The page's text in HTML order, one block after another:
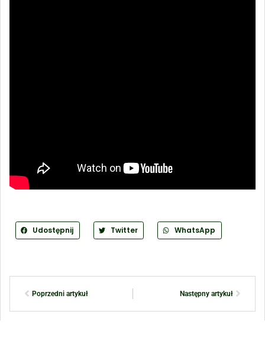
Udostępnij Twitter WhatsApp
Poprzedni artykuł Następny artykuł